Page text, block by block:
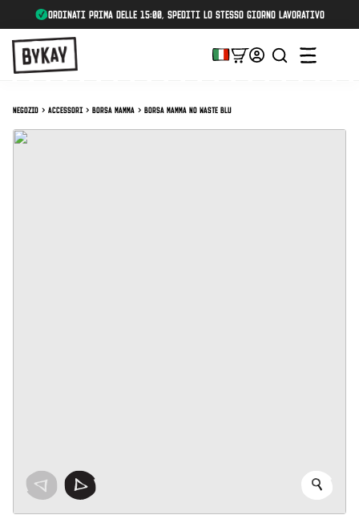
Ordinati prima delle 15:00, spediti lo stesso giorno lavorativo
Negozio Accessori Borsa mamma Borsa mamma No Waste Blu